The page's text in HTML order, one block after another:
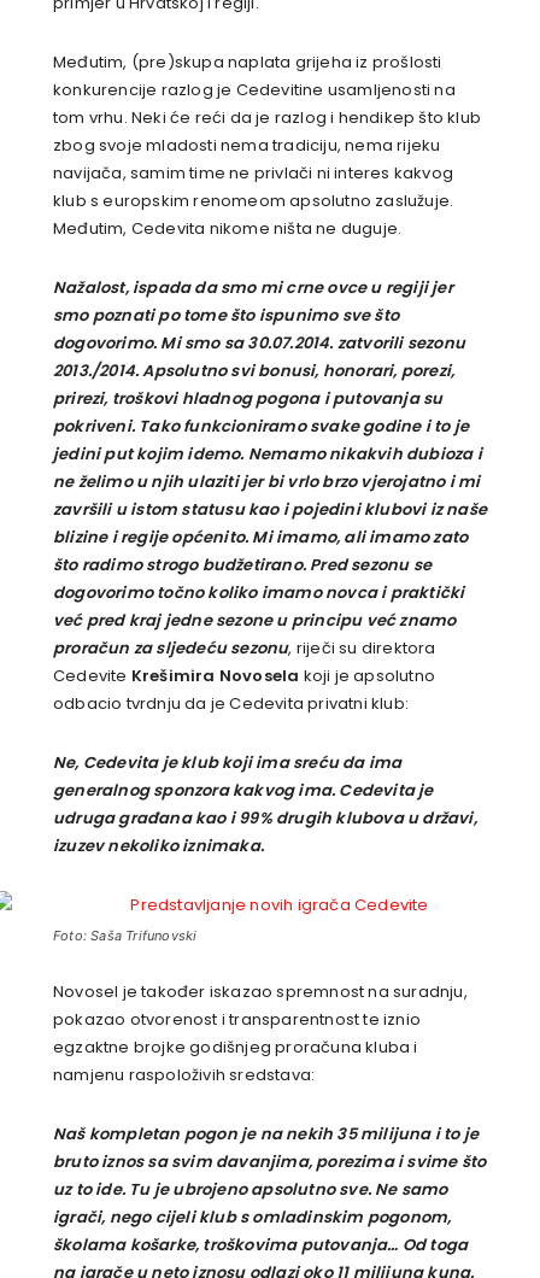
Međutim, (pre)skupa naplata grijeha iz prošlosti
konkurencije razlog je Cedevitine usamljenosti na
tom vrhu. Neki će reći da je razlog i hendikep što klub
zbog svoje mladosti nema tradiciju, nema rijeku
navijača, samim time ne privlači ni interes kakvog
klub s europskim renomeom apsolutno zaslužuje.
Međutim, Cedevita nikome ništa ne duguje.
Nažalost, ispada da smo mi crne ovce u regiji jer
smo poznati po tome što ispunimo sve što
dogovorimo. Mi smo sa 30.07.2014. zatvorili sezonu
2013./2014. Apsolutno svi bonusi, honorari, porezi,
prirezi, troškovi hladnog pogona i putovanja su
pokriveni. Tako funkcioniramo svake godine i to je
jedini put kojim idemo. Nemamo nikakvih dubioza i
ne želimo u njih ulaziti jer bi vrlo brzo vjerojatno i mi
završili u istom statusu kao i pojedini klubovi iz naše
blizine i regije općenito. Mi imamo, ali imamo zato
što radimo strogo budžetirano. Pred sezonu se
dogovorimo točno koliko imamo novca i praktički
već pred kraj jedne sezone u principu već znamo
proračun za sljedeću sezonu, riječi su direktora
Cedevite Krešimira Novosela koji je apsolutno
odbacio tvrdnju da je Cedevita privatni klub:
Ne, Cedevita je klub koji ima sreću da ima
generalnog sponzora kakvog ima. Cedevita je
udruga građana kao i 99% drugih klubova u državi,
izuzev nekoliko iznimaka.
Foto: Saša Trifunovski
Novosel je također iskazao spremnost na suradnju,
pokazao otvorenost i transparentnost te iznio
egzaktne brojke godišnjeg proračuna kluba i
namjenu raspoloživih sredstava:
Naš kompletan pogon je na nekih 35 milijuna i to je
bruto iznos sa svim davanjima, porezima i svime što
uz to ide. Tu je ubrojeno apsolutno sve. Ne samo
igrači, nego cijeli klub s omladinskim pogonom,
školama košarke, troškovima putovanja… Od toga
na igrače u neto iznosu odlazi oko 11 milijuna kuna.